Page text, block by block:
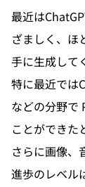
最近は
ざましく、ほ
手に生成して
特に最近では
などの分野で
ことができた
さらに画像、
進歩のレベル